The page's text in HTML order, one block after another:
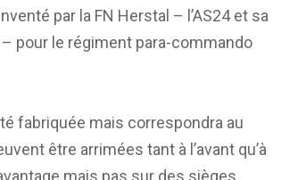
par la FN Herstal – l’AS24 et sa
pour le régiment para-commando
fabriquée mais correspondra au
être arrimées tant à l’avant qu’à
mais pas sur des sièges.